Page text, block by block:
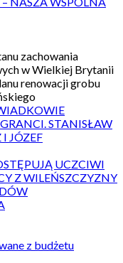
zachowania
w Wielkiej Brytanii
renowacji grobu
STANISŁAW
JÓZEF
UCZCIWI
Z WILEŃSZCZYZNY
z budżetu